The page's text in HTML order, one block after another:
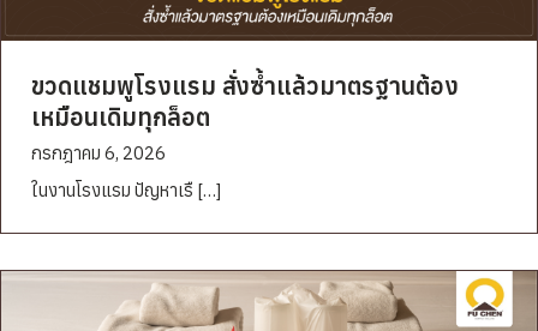
ขวดแชมพูโรงแรม สั่งซ้ำแล้วมาตรฐานต้อง
เหมือนเดิมทุกล็อต
กรกฎาคม 6, 2026
ในงานโรงแรม ปัญหาเรื […]